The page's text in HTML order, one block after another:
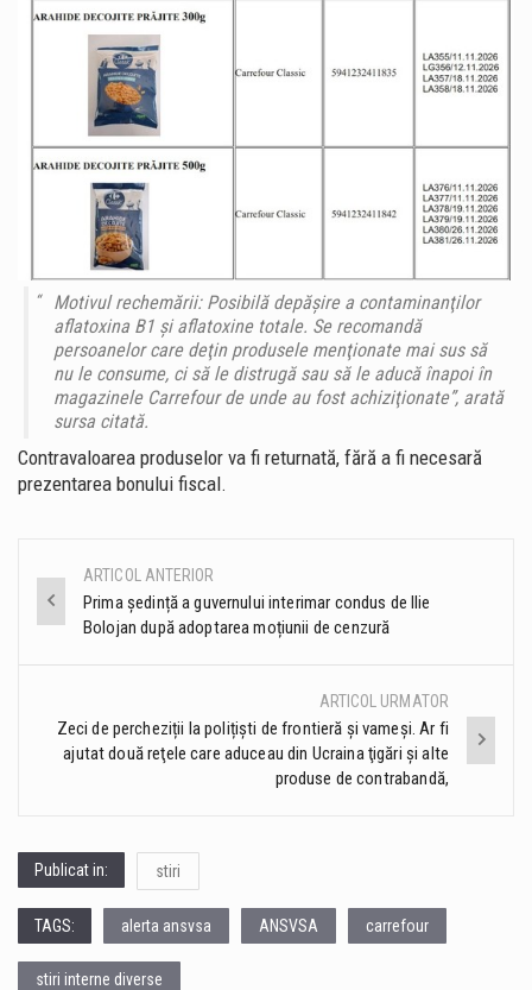
Motivul rechemării: Posibilă depăşire a contaminanţilor
aflatoxina B1 şi aflatoxine totale. Se recomandă
persoanelor care deţin produsele menţionate mai sus să
nu le consume, ci să le distrugă sau să le aducă înapoi în
magazinele Carrefour de unde au fost achiziţionate”, arată
sursa citată.
Contravaloarea produselor va fi returnată, fără a fi necesară
prezentarea bonului fiscal.
Post
navigation
ARTICOL ANTERIOR
Prima ședință a guvernului interimar condus de Ilie
Bolojan după adoptarea moțiunii de cenzură
ARTICOL URMATOR
Zeci de percheziții la polițiști de frontieră și vameși. Ar fi
ajutat două reţele care aduceau din Ucraina ţigări şi alte
produse de contrabandă,
Publicat in: stiri
TAGS: alerta ansvsa ANSVSA carrefour
stiri interne diverse